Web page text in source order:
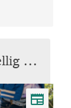
Ontwerpsessies Groen, gezellig en speels Grootstal